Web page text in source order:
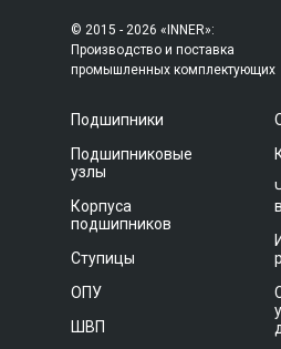
© 2015 - 2026 «INNER»:
Производство и поставка
промышленных комплектующих
Подшипники
Подшипниковые
узлы
Корпуса
подшипников
Ступицы
ОПУ
ШВП